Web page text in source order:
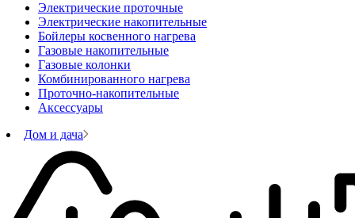
Электрические проточные
Электрические накопительные
Бойлеры косвенного нагрева
Газовые накопительные
Газовые колонки
Комбинированного нагрева
Проточно-накопительные
Аксессуары
Дом и дача